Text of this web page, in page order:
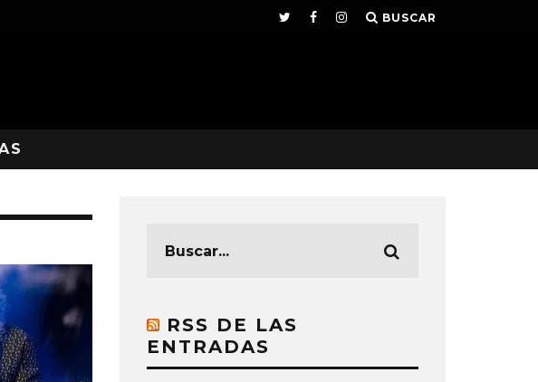
BUSCAR
RSS DE LAS
ENTRADAS